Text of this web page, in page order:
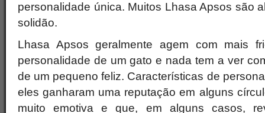
personalidade única. Muitos Lhasa Apsos são
solidão.
Lhasa Apsos geralmente agem com mais
personalidade de um gato e nada tem a ver
de um pequeno feliz. Características de
eles ganharam uma reputação em alguns
muito emotiva e que, em alguns casos,